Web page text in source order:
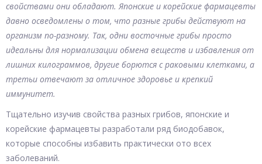
свойствами они обладают. Японские и корейские фармацевты
давно осведомлены о том, что разные грибы действуют на
организм по-разному. Так, одни восточные грибы просто
идеальны для нормализации обмена веществ и избавления от
лишних килограммов, другие борются с раковыми клетками, а
третьи отвечают за отличное здоровье и крепкий
иммунитет.
Тщательно изучив свойства разных грибов, японские и
корейские фармацевты разработали ряд биодобавок,
которые способны избавить практически ото всех
заболеваний.